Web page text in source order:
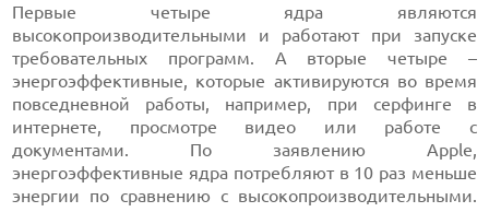
Первые четыре ядра являются
высокопроизводительными и работают при запуске
требовательных программ. А вторые четыре –
энергоэффективные, которые активируются во время
повседневной работы, например, при серфинге в
интернете, просмотре видео или работе с
документами. По заявлению Apple,
энергоэффективные ядра потребляют в 10 раз меньше
энергии по сравнению с высокопроизводительными.